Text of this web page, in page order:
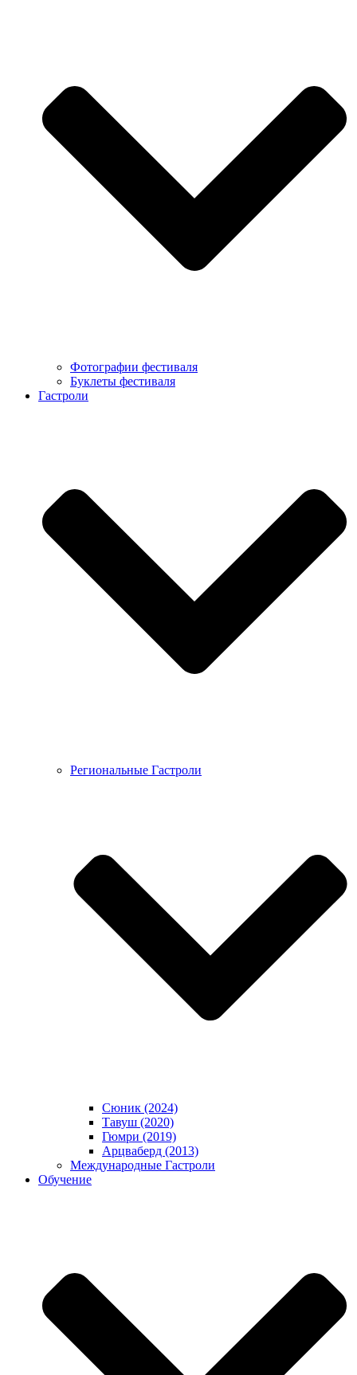
Фотографии фестиваля
Буклеты фестиваля
Гастроли
Региональные Гастроли
Сюник (2024)
Тавуш (2020)
Гюмри (2019)
Арцваберд (2013)
Международные Гастроли
Обучение